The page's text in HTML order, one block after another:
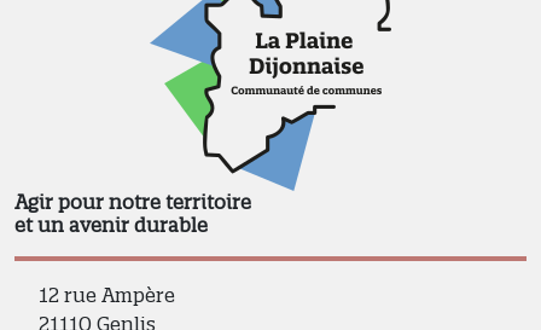
Agir pour notre territoire
et un avenir durable
12 rue Ampère
21110 Genlis